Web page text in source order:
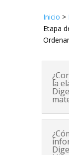
Inicio >
Etapa
la